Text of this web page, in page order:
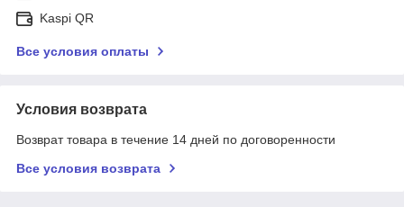
Kaspi QR
Все условия оплаты
Условия возврата
Возврат товара в течение 14 дней по договоренности
Все условия возврата